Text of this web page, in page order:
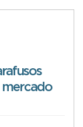
mercado